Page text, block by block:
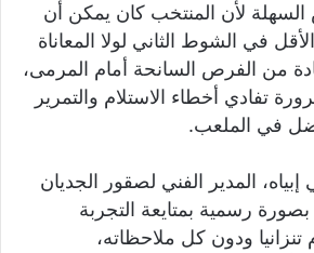
لأن المنتخب كان يمكن أن
في الشوط الثاني لولا المعاناة
من الفرص السانحة أمام المرمى،
تفادي أخطاء الاستلام والتمرير
في الملعب.
المدير الفني لصقور الجديان
رسمية بمتايعة التجربة
تنزانيا ودون كل ملاحظاته،